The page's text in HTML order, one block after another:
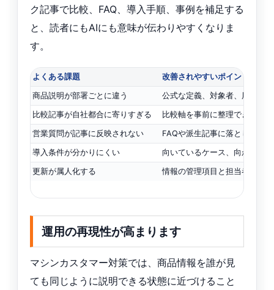
ク記事で比較、FAQ、導入手順、事例を補足する
と、読者にもAIにも意味が伝わりやすくなりま
す。
よくある課題 改善されやすいポイント
商品説明が部署ごとに違う 公式な定義、対象者、用途を
比較記事が自社都合に寄りすぎる 比較軸を事前に整理できる
営業質問が記事に反映されない FAQや派生記事に落とし込み
導入条件が分かりにくい 向いているケース、向かない
更新が属人化する 情報の管理項目と担当者を決
運用の再現性が高まります
マシンカスタマー対策では、商品情報を誰が見
ても同じように説明できる状態に近づけること